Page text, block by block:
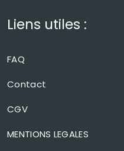
Liens utiles :
FAQ
Contact
CGV
MENTIONS LEGALES